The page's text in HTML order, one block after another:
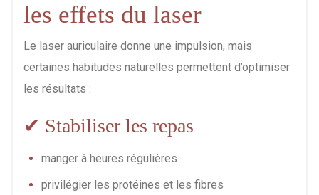
les effets du laser
Le laser auriculaire donne une impulsion, mais
certaines habitudes naturelles permettent d’optimiser
les résultats :
✔ Stabiliser les repas
manger à heures régulières
privilégier les protéines et les fibres